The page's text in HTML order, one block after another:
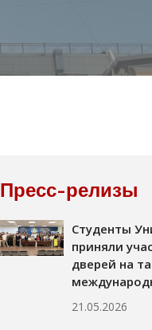
Пресс-релизы
Студенты
приняли
дверей на
21.05.2026